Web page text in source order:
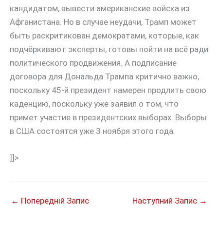
кандидатом, вывести американские войска из
Афганистана. Но в случае неудачи, Трамп может
быть раскритикован демократами, которые, как
подчёркивают эксперты, готовы пойти на всё ради
политического продвижения. А подписание
договора для Дональда Трампа критично важно,
поскольку 45-й президент намерен продлить свою
каденцию, поскольку уже заявил о том, что
примет участие в президентских выборах. Выборы
в США состоятся уже 3 ноября этого года.
]]>
← Попередній Запис Наступний Запис →